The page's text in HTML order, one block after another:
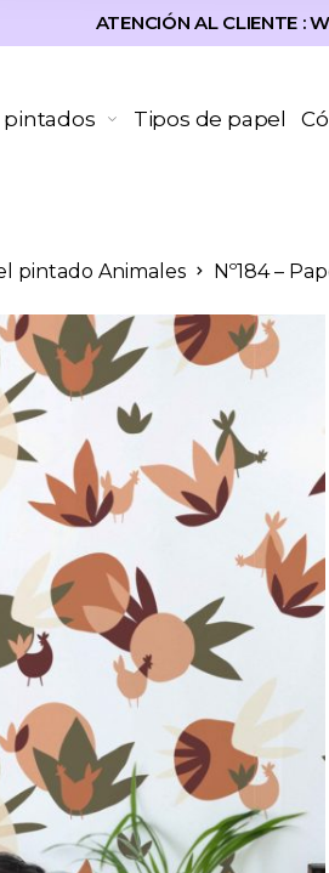
ATENCIÓN AL CLIENTE :
pintados Tipos de papel
pintado Animales Nº184 –